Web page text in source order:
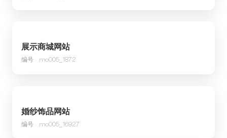
展示商城网站
编号 mo005_1872
婚纱饰品网站
编号 mo005_16927